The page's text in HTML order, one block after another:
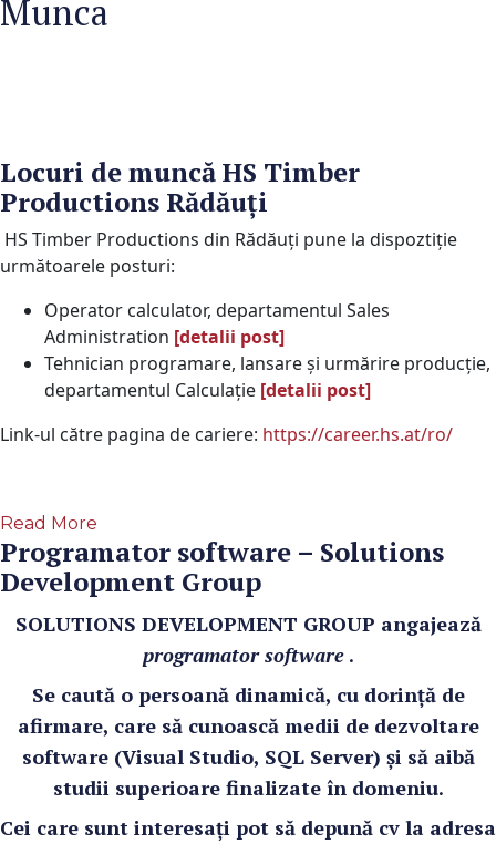
Munca
Locuri de muncă HS Timber
Productions Rădăuți
HS Timber Productions din Rădăuți pune la dispoztiţie
următoarele posturi:
Operator calculator, departamentul Sales
Administration [detalii post]
Tehnician programare, lansare și urmărire producție,
departamentul Calculație [detalii post]
Link-ul către pagina de cariere: https://career.hs.at/ro/
Read More
Programator software – Solutions
Development Group
SOLUTIONS DEVELOPMENT GROUP angajează
programator software.
Se caută o persoană dinamică, cu dorință de
afirmare, care să cunoască medii de dezvoltare
software (Visual Studio, SQL Server) și să aibă
studii superioare finalizate în domeniu.
Cei care sunt interesați pot să depună cv la adresa